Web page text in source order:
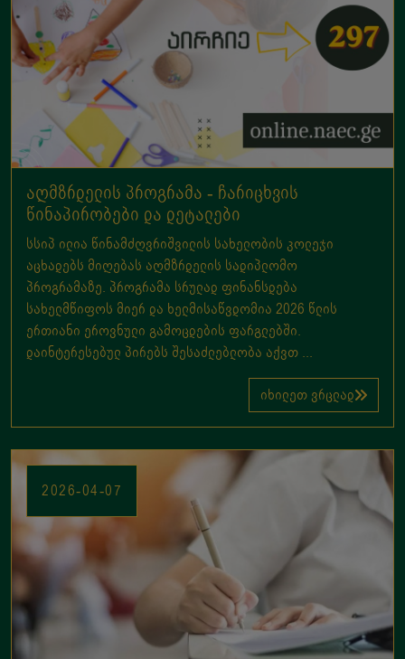
აღმზრდელის პროგრამა - ჩარიცხვის
წინაპირობები და დეტალები
სსიპ ილია წინამძღვრიშვილის სახელობის კოლეჯი
აცხადებს მიღებას აღმზრდელის სადიპლომო
პროგრამაზე. პროგრამა სრულად ფინანსდება
სახელმწიფოს მიერ და ხელმისაწვდომია 2026 წლის
ერთიანი ეროვნული გამოცდების ფარგლებში.
დაინტერესებულ პირებს შესაძლებლობა აქვთ ...
იხილეთ ვრცლად